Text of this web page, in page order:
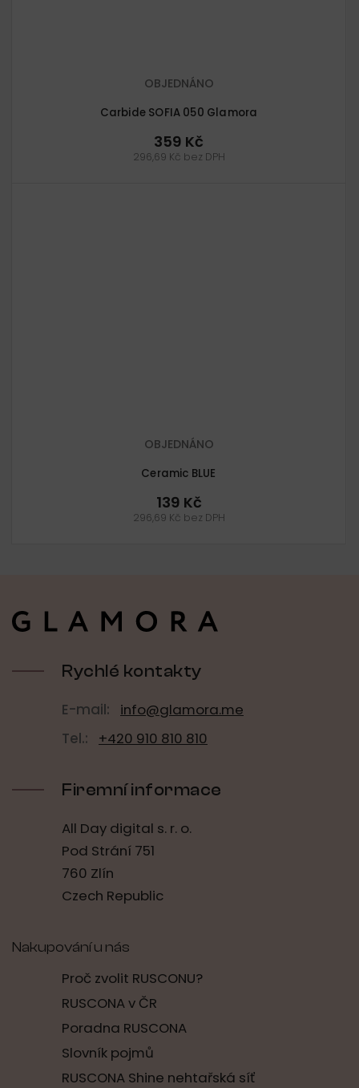
Carbide SOFIA 050 Glamora
OBJEDNÁNO
359 Kč
296,69 Kč bez DPH
Ceramic BLUE
OBJEDNÁNO
139 Kč
296,69 Kč bez DPH
Rychlé kontakty
E-mail:
info@glamora.me
Tel.:
+420 910 810 810
Firemní informace
All Day digital s. r. o.
Pod Strání 751
760 Zlín
Czech Republic
Nakupování u nás
Proč zvolit RUSCONU?
RUSCONA v ČR
Poradna RUSCONA
Slovník pojmů
RUSCONA Shine nehtařská síť